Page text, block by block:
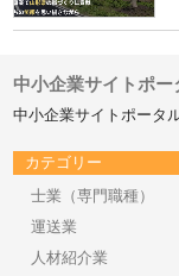
中小企業サイトポー
中小企業サイトポータ
カテゴリー
士業（専門職種）
運送業
人材紹介業